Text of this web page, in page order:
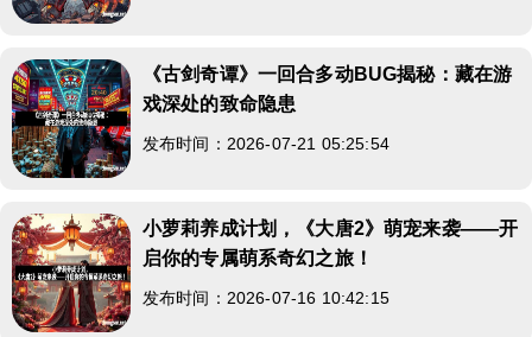
《古剑奇谭》一回合多动BUG揭秘：藏在游
戏深处的致命隐患
发布时间：2026-07-21 05:25:54
小萝莉养成计划，《大唐2》萌宠来袭——开
启你的专属萌系奇幻之旅！
发布时间：2026-07-16 10:42:15